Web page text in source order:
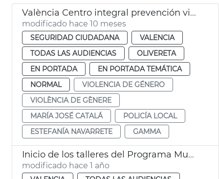
València Centro integral prevención violencia de género
modificado hace 10 meses
SEGURIDAD CIUDADANA
VALENCIA
TODAS LAS AUDIENCIAS
OLIVERETA
EN PORTADA
EN PORTADA TEMÁTICA
NORMAL
VIOLENCIA DE GÉNERO
VIOLÈNCIA DE GÈNERE
MARÍA JOSÉ CATALÁ
POLICÍA LOCAL
ESTEFANÍA NAVARRETE
GAMMA
Inicio de los talleres del Programa Muejeres Grandiosas
modificado hace 1 año